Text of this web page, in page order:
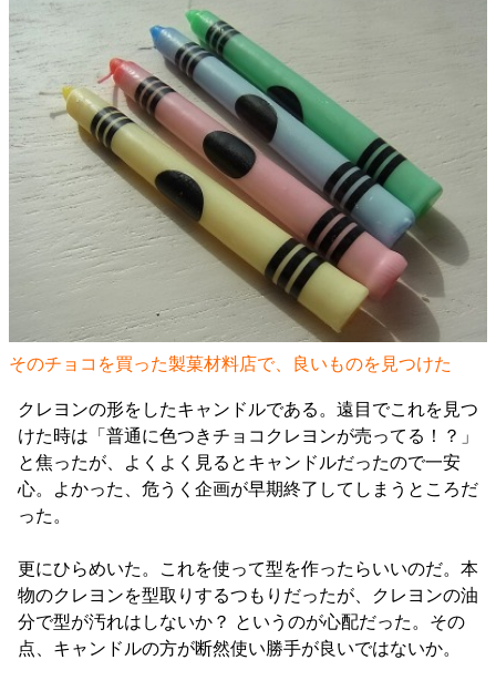
そのチョコを買った製菓材料店で、良いものを見つけた
クレヨンの形をしたキャンドルである。遠目でこれを見つ
けた時は「普通に色つきチョコクレヨンが売ってる！？」
と焦ったが、よくよく見るとキャンドルだったので一安
心。よかった、危うく企画が早期終了してしまうところだ
った。
更にひらめいた。これを使って型を作ったらいいのだ。本
物のクレヨンを型取りするつもりだったが、クレヨンの油
分で型が汚れはしないか？ というのが心配だった。その
点、キャンドルの方が断然使い勝手が良いではないか。